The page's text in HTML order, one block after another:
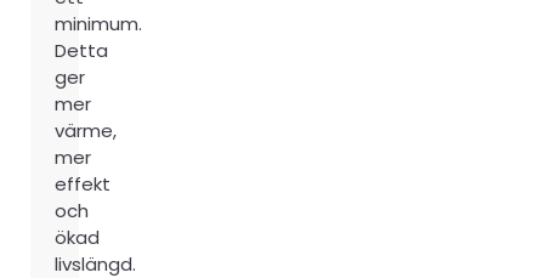
minimum.
Detta
ger
mer
värme,
mer
effekt
och
ökad
livslängd.